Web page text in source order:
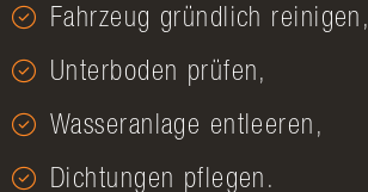
Fahrzeug gründlich reinigen,
Unterboden prüfen,
Wasseranlage entleeren,
Dichtungen pflegen.